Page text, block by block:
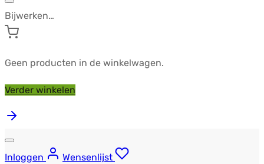
Bijwerken…
Geen producten in de winkelwagen.
Verder winkelen
Inloggen
Wensenlijst